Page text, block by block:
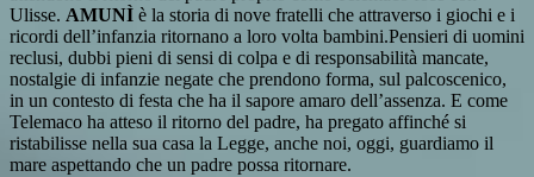
Ulisse. AMUNÌ è la storia di nove fratelli che attraverso i giochi e i
ricordi dell’infanzia ritornano a loro volta bambini.Pensieri di uomini
reclusi, dubbi pieni di sensi di colpa e di responsabilità mancate,
nostalgie di infanzie negate che prendono forma, sul palcoscenico,
in un contesto di festa che ha il sapore amaro dell’assenza. E come
Telemaco ha atteso il ritorno del padre, ha pregato affinché si
ristabilisse nella sua casa la Legge, anche noi, oggi, guardiamo il
mare aspettando che un padre possa ritornare.